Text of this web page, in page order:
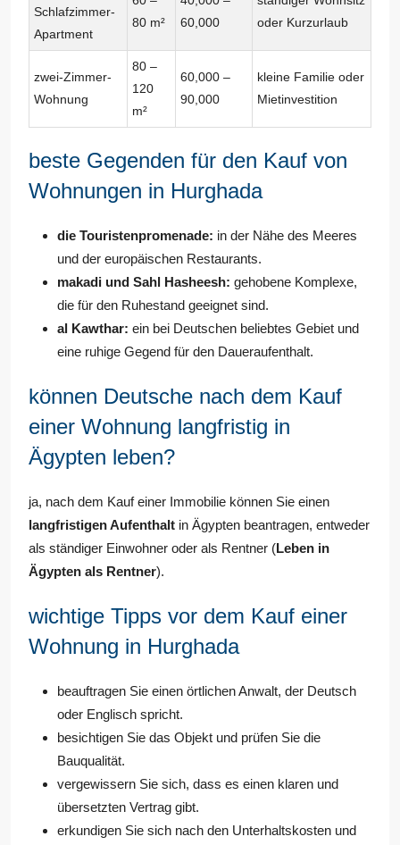
Schlafzimmer-
Apartment
80 m²
60,000
oder Kurzurlaub
zwei-Zimmer-
Wohnung
80 –
120
m²
60,000 –
90,000
kleine Familie oder
Mietinvestition
beste Gegenden für den Kauf von
Wohnungen in Hurghada
die Touristenpromenade: in der Nähe des Meeres
und der europäischen Restaurants.
makadi und Sahl Hasheesh: gehobene Komplexe,
die für den Ruhestand geeignet sind.
al Kawthar: ein bei Deutschen beliebtes Gebiet und
eine ruhige Gegend für den Daueraufenthalt.
können Deutsche nach dem Kauf
einer Wohnung langfristig in
Ägypten leben?
ja, nach dem Kauf einer Immobilie können Sie einen
langfristigen Aufenthalt in Ägypten beantragen, entweder
als ständiger Einwohner oder als Rentner (Leben in
Ägypten als Rentner).
wichtige Tipps vor dem Kauf einer
Wohnung in Hurghada
beauftragen Sie einen örtlichen Anwalt, der Deutsch
oder Englisch spricht.
besichtigen Sie das Objekt und prüfen Sie die
Bauqualität.
vergewissern Sie sich, dass es einen klaren und
übersetzten Vertrag gibt.
erkundigen Sie sich nach den Unterhaltskosten und